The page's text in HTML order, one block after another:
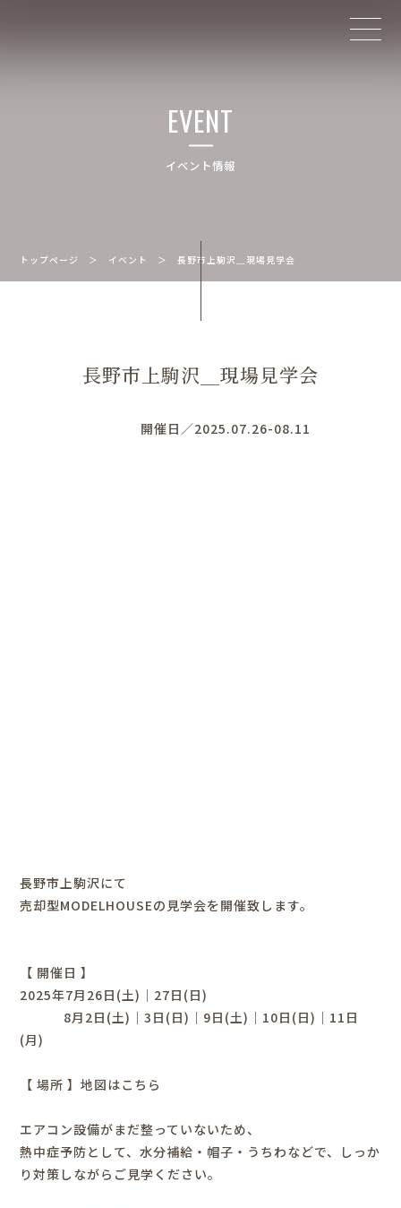
EVENT
イベント情報
トップページ ＞ イベント ＞長野市上駒沢＿現場見学会
長野市上駒沢＿現場見学会
開催日／2025.07.26-08.11
長野市上駒沢にて
売却型MODELHOUSEの見学会を開催致します。
【 開催日 】
2025年7月26日(土)｜27日(日)
8月2日(土)｜3日(日)｜9日(土)｜10日(日)｜11日
(月)
【 場所 】地図はこちら
エアコン設備がまだ整っていないため、
熱中症予防として、水分補給・帽子・うちわなどで、しっか
り対策しながらご見学ください。